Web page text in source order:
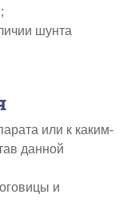
шунта
или к каким-
данной
и